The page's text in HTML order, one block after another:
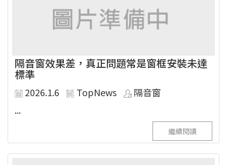
隔音窗效果差，真正問題常是窗框安裝未達
標準
2026.1.6 TopNews
隔音窗
...
繼續閱讀